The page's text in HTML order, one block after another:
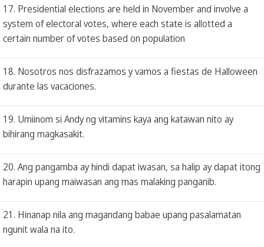
17. Presidential elections are held in November and involve a
system of electoral votes, where each state is allotted a
certain number of votes based on population
18. Nosotros nos disfrazamos y vamos a fiestas de Halloween
durante las vacaciones.
19. Umiinom si Andy ng vitamins kaya ang katawan nito ay
bihirang magkasakit.
20. Ang pangamba ay hindi dapat iwasan, sa halip ay dapat itong
harapin upang maiwasan ang mas malaking panganib.
21. Hinanap nila ang magandang babae upang pasalamatan
ngunit wala na ito.